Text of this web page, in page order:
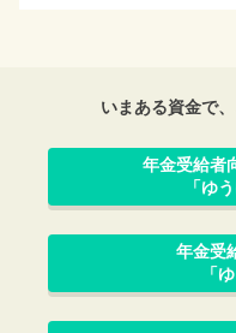
いまある資金で
年金受給者
「ゆ
年金受
「